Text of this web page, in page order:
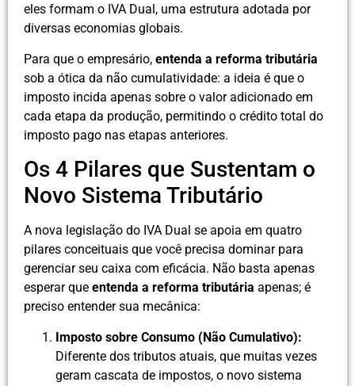
eles formam o IVA Dual, uma estrutura adotada por
diversas economias globais.
Para que o empresário, entenda a reforma tributária
sob a ótica da não cumulatividade: a ideia é que o
imposto incida apenas sobre o valor adicionado em
cada etapa da produção, permitindo o crédito total do
imposto pago nas etapas anteriores.
Os 4 Pilares que Sustentam o
Novo Sistema Tributário
A nova legislação do IVA Dual se apoia em quatro
pilares conceituais que você precisa dominar para
gerenciar seu caixa com eficácia. Não basta apenas
esperar que entenda a reforma tributária apenas; é
preciso entender sua mecânica:
Imposto sobre Consumo (Não Cumulativo):
Diferente dos tributos atuais, que muitas vezes
geram cascata de impostos, o novo sistema